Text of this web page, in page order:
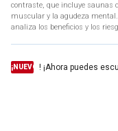
contraste, que incluye saunas
muscular y la agudeza mental.
analiza los beneficios y los
¡NUEVO ! ¡Ahora puedes